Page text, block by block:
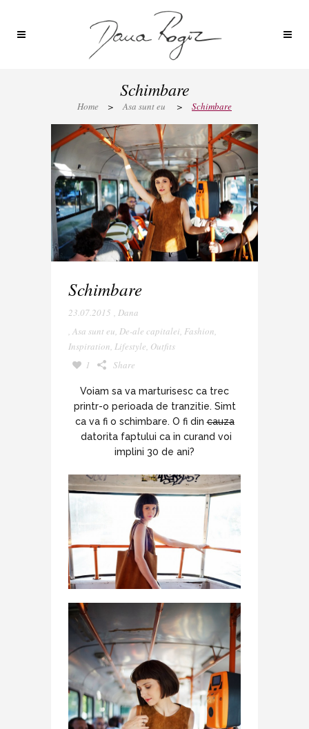
Schimbare
Home > Asa sunt eu > Schimbare
Schimbare
23.07.2015 , Dana
, Asa sunt eu, De-ale capitalei, Fashion,
Inspiration, Lifestyle, Outfits
1
Share
Voiam sa va marturisesc ca trec
printr-o perioada de tranzitie. Simt
ca va fi o schimbare. O fi dincauza
datorita faptului ca in curand voi
implini 30 de ani?